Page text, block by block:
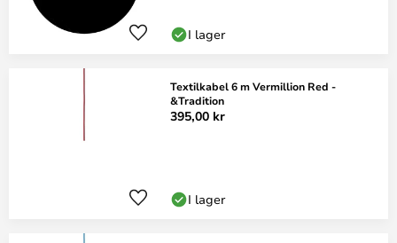
I lager
Textilkabel 6 m Vermillion Red -
&Tradition
395,00 kr
I lager